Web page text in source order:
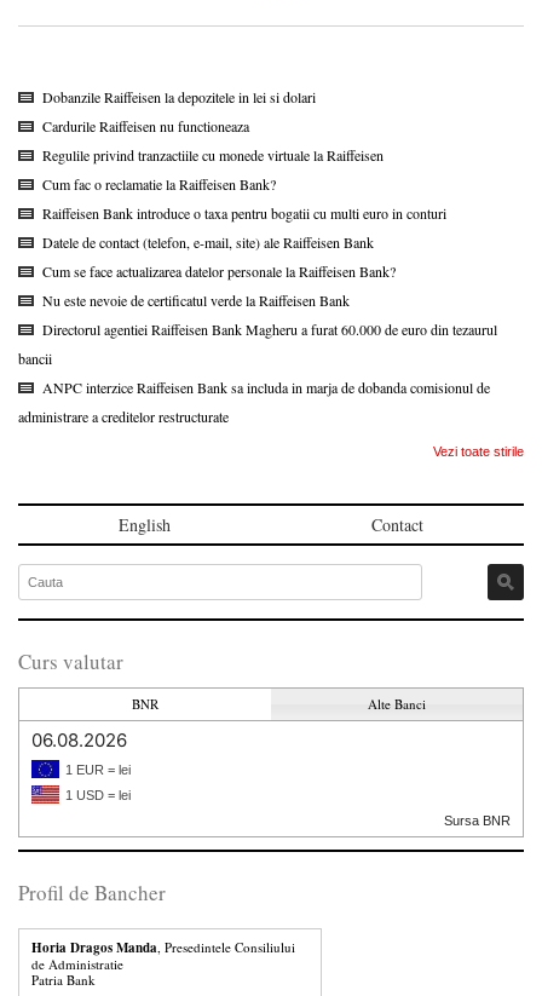
Dobanzile Raiffeisen la depozitele in lei si dolari
Cardurile Raiffeisen nu functioneaza
Regulile privind tranzactiile cu monede virtuale la Raiffeisen
Cum fac o reclamatie la Raiffeisen Bank?
Raiffeisen Bank introduce o taxa pentru bogatii cu multi euro in conturi
Datele de contact (telefon, e-mail, site) ale Raiffeisen Bank
Cum se face actualizarea datelor personale la Raiffeisen Bank?
Nu este nevoie de certificatul verde la Raiffeisen Bank
Directorul agentiei Raiffeisen Bank Magheru a furat 60.000 de euro din tezaurul
bancii
ANPC interzice Raiffeisen Bank sa includa in marja de dobanda comisionul de
administrare a creditelor restructurate
Vezi toate stirile
English Contact
Curs valutar
BNR Alte Banci
06.08.2026
1 EUR = lei
1 USD = lei
Sursa BNR
Profil de Bancher
Horia Dragos Manda , Presedintele Consiliului
de Administratie
Patria Bank